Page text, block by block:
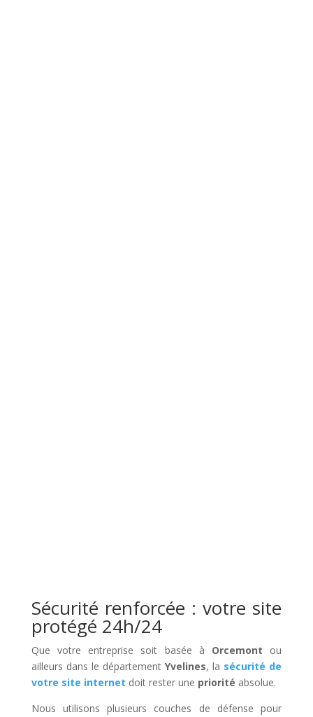
Sécurité renforcée : votre site
protégé 24h/24
Que votre entreprise soit basée à Orcemont ou
ailleurs dans le départementYvelines, la sécurité de
votre site internet doit rester une priorité absolue.
Nous utilisons plusieurs couches de défense pour